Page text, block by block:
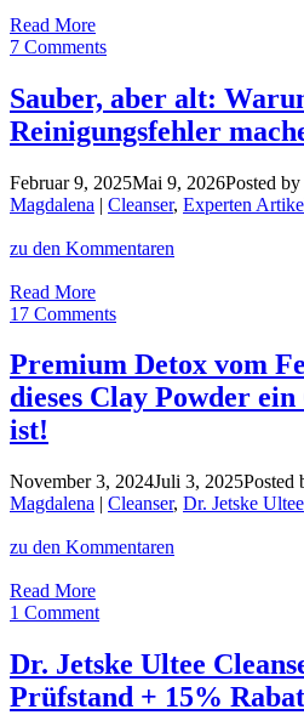
Read MoreSchön
sparen:
Lieblinge
zum
Sparpreis
gönnt
euch
mehr
für
weniger!
7 Comments
Sauber, aber alt:
Reinigungsfehler
Februar 9, 2025Mai 9, 2026Posted by
Magdalena | Cleanser, Experten
zu den Kommentaren
Read MoreSauber,
aber
Warum
alle
diesen
17 Comments
Premium Detox vom
dieses Clay Powder
ist!
November 3, 2024Juli 3, 2025Posted
Magdalena | Cleanser, Dr. Jetske Ultee
zu den Kommentaren
Read MorePremium
Detox
Feinsten:
Warum
dieses
1 Comment
Dr. Jetske Ultee
Prüfstand + 15%